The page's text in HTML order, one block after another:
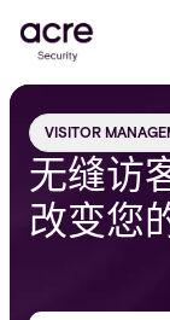
VISITOR
无缝访
改变您